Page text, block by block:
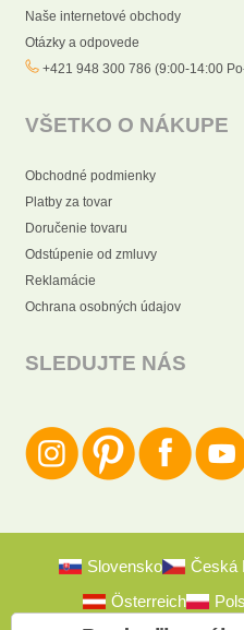
Naše internetové obchody
Otázky a odpovede
+421 948 300 786 (9:00-14:00
VŠETKO O NÁKUPE
Obchodné podmienky
Platby za tovar
Doručenie tovaru
Odstúpenie od zmluvy
Reklamácie
Ochrana osobných údajov
SLEDUJTE NÁS
Slovensko Česká
Österreich